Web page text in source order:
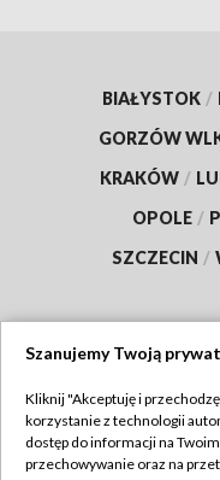
BIAŁYSTOK /
GORZÓW
KRAKÓW /
OPOLE /
SZCZECIN /
Abonament TVP
Szanujemy Twoją
Kliknij "Akceptuję i
korzystanie z technologii
dostęp do informacji na
przechowywanie oraz na